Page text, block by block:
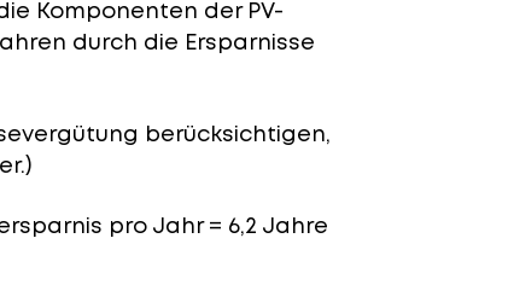
Komponenten der PV-
durch die Ersparnisse
berücksichtigen,
pro Jahr = 6,2 Jahre